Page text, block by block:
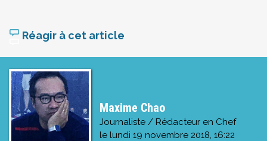
Réagir à cet article
Maxime Chao
Journaliste / Rédacteur en Chef
le lundi 19 novembre 2018, 16:22